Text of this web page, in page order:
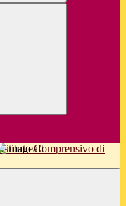
Istituto Comprensivo di